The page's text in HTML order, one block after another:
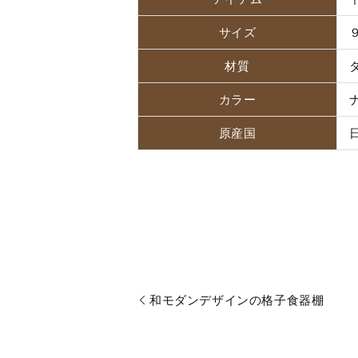
サイズ
材質
カラー
原産国
和モダンデザインの格子食器棚